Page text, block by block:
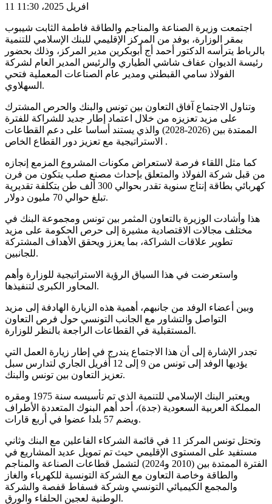
11 افريل 2025، 11:30
اجتمعت وزيرة الصناعة والمناجم والطاقة فاطمة الثابت شيبوب
بمقر الوزارة، بوفد من المركز الإقليمي للبنك الإسلامي للتنمية
بالرباط يترأسه الدكتور أحمد أج أبوبكرين مدير المركز، وذلك بحضور
رئيسة الديوان عفاف شاشي الطياري والرئيس المدير العام لشركة
الفولاذ سامي القبطني ومدير عام الصناعات المعملية فتحي
السهلاوي.
وتناول الاجتماع آفاق التعاون بين تونس والبنك والحرص المشترك
على مزيد تعزيزه من خلال اعتماد إطار جديد للشراكة للفترة
الممتدة بين (2026-2028) والذي يستند أساسا على دعم القطاعات
الاستراتيجية مع تعزيز دور القطاع الخاص .
كما مثل اللقاء فرصة لاستعراض مكونات المشروع المزمع إنجازه
من قبل شركة الفولاذ والمتعلق بإحداث مصنع صلب يتكون من فرن
كهربائي بطاقة إنتاج سنوية تقدر بحوالي 300 ألف طن بتكلفة تقديرية
تبلغ حوالي 70 مليون دولار.
هذا وأشادت الوزيرة بالتعاون المثمر بين تونس ومجموعة البنك في
مختلف مجالات الاقتصادية مشيرة إلى حرص الحكومة على مزيد
تطوير علاقات الشراكة، بما يعزز ويحقق الأهداف المشتركة
للجانبين.
واستعرضت في هذا السياق الرؤية الاستراتيجية للوزارة وأهم
المحاور الكبرى لتنفيذها.
وبين أعضاء الوفد من جانبهم، أهمية هذه الزيارة الهادفة إلى مزيد
التواصل والتشاور مع الجانب التونسي حول فرص التعاون
المستقبلية في القطاعات الراجعة بالنظر للوزارة.
تجدر الإشارة إلى أن هذا الاجتماع يندرج في إطار زيارة العمل التي
يؤديها الوفد إلى تونس من 9 إلى 12 أفريل الجاري لتدارس سبل
تعزيز التعاون بين تونس والبنك.
ويعتبر البنك الإسلامي للتنمية الذي تم تأسيسه سنة 1975 ومقره
المملكة العربية السعودية (جدة)، أحد أهم البنوك المتعددة الأطراف
ويضم 57 بلدا عضوا في أربع قارات.
وتحتل تونس المركز 11 في قائمة الشركاء الفاعلين مع البنك وثاني
مستفيد على المستوى الإقليمي حيث تم تمويل عديد المشاريع في
الفترة الممتدة بين (2010 و2024) لتشمل قطاعات الصناعة والمناجم
والطاقة وخاصة التعاون مع الشركة التونسية للكهرباء والغاز
والمجمع الكيميائي التونسي وشركة فسفاط قفصة والشركة
الوطنية لعجين الحلفاء والورق.